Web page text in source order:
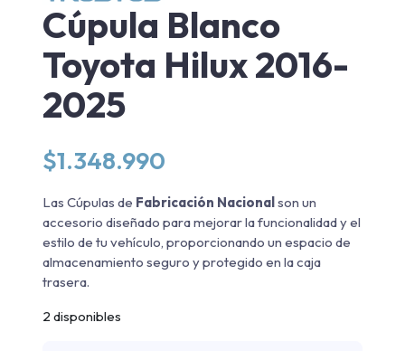
Cúpula Blanco
Toyota Hilux 2016-
2025
$1.348.990
Las Cúpulas de Fabricación Nacionalson un
accesorio diseñado para mejorar la funcionalidad y el
estilo de tu vehículo, proporcionando un espacio de
almacenamiento seguro y protegido en la caja
trasera.
2 disponibles